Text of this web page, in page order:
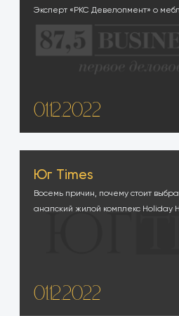
Эксперт «РКС Девелопмент» о
01.12.2022
Юг Times
Восемь причин, почему стоит
анапский жилой комплекс Holiday
01.12.2022